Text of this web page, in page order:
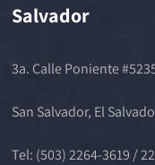
Salvador
3a. Calle Poniente
San Salvador, El
Tel: (503) 2264-3619 /